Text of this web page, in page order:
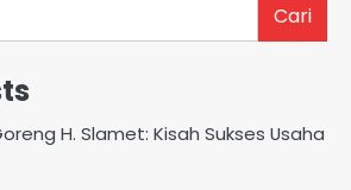
Cari
H. Slamet: Kisah Sukses Usaha